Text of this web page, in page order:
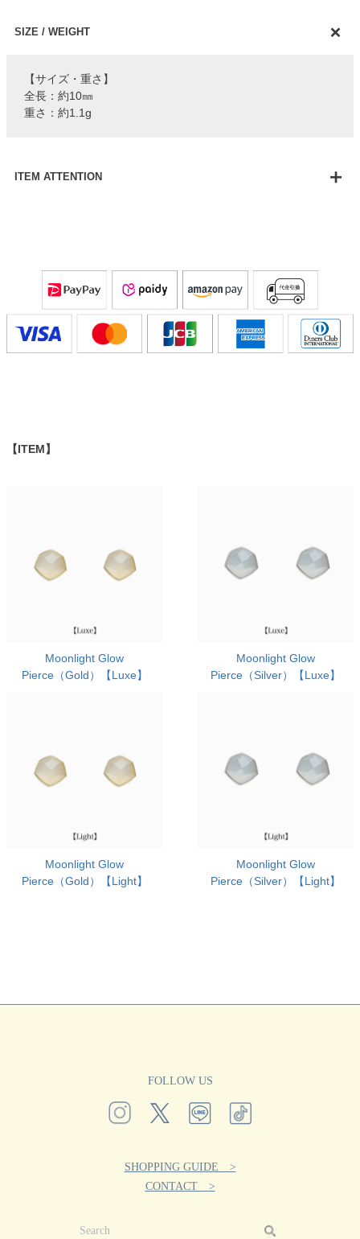
SIZE / WEIGHT
【サイズ・重さ】
全長：約10㎜
重さ：約1.1g
ITEM ATTENTION
【ITEM】
Moonlight Glow
Pierce（Gold）【Luxe】
Moonlight Glow
Pierce（Silver）【Luxe】
Moonlight Glow
Pierce（Gold）【Light】
Moonlight Glow
Pierce（Silver）【Light】
FOLLOW US
SHOPPING GUIDE >
CONTACT >